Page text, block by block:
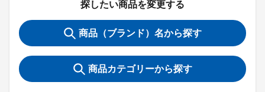
探したい商品を変更する
商品（ブランド）名から探す
商品カテゴリーから探す